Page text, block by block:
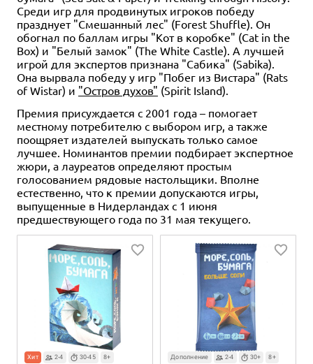
Среди игр для продвинутых игроков победу
празднует "Смешанный лес" (Forest Shuffle). Он
обогнал по баллам игры "Кот в коробке" (Cat in the
Box) и "Белый замок" (The White Castle). А лучшей
игрой для экспертов признана "Сабика" (Sabika).
Она вырвала победу у игр "Побег из Вистара" (Rats
of Wistar) и "Остров духов" (Spirit Island).
Премия присуждается с 2001 года – помогает
местному потребителю с выбором игр, а также
поощряет издателей выпускать только самое
лучшее. Номинантов премии подбирает экспертное
жюри, а лауреатов определяют простым
голосованием рядовые настольщики. Вполне
естественно, что к премии допускаются игры,
выпущенные в Нидерландах с 1 июня
предшествующего года по 31 мая текущего.
Хит 2-4 30-45 8+ Дополнение 2-4 30+ 8+